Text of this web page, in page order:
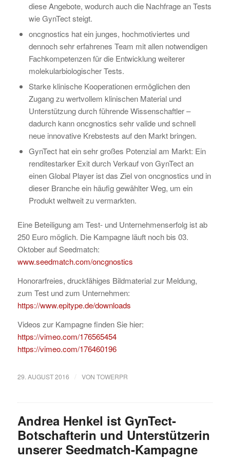
diese Angebote, wodurch auch die Nachfrage an Tests
wie GynTect steigt.
oncgnostics hat ein junges, hochmotiviertes und
dennoch sehr erfahrenes Team mit allen notwendigen
Fachkompetenzen für die Entwicklung weiterer
molekularbiologischer Tests.
Starke klinische Kooperationen ermöglichen den
Zugang zu wertvollem klinischen Material und
Unterstützung durch führende Wissenschaftler –
dadurch kann oncgnostics sehr valide und schnell
neue innovative Krebstests auf den Markt bringen.
GynTect hat ein sehr großes Potenzial am Markt: Ein
renditestarker Exit durch Verkauf von GynTect an
einen Global Player ist das Ziel von oncgnostics und in
dieser Branche ein häufig gewählter Weg, um ein
Produkt weltweit zu vermarkten.
Eine Beteiligung am Test- und Unternehmenserfolg ist ab
250 Euro möglich. Die Kampagne läuft noch bis 03.
Oktober auf Seedmatch:
www.seedmatch.com/oncgnostics
Honorarfreies, druckfähiges Bildmaterial zur Meldung,
zum Test und zum Unternehmen:
https://www.epitype.de/downloads
Videos zur Kampagne finden Sie hier:
https://vimeo.com/176565454
https://vimeo.com/176460196
29. AUGUST 2016 / VON TOWERPR
Andrea Henkel ist GynTect-
Botschafterin und Unterstützerin
unserer Seedmatch-Kampagne